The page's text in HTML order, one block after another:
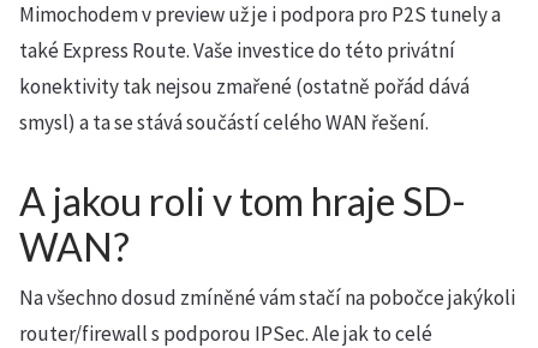
Mimochodem v preview už je i podpora pro P2S tunely a
také Express Route. Vaše investice do této privátní
konektivity tak nejsou zmařené (ostatně pořád dává
smysl) a ta se stává součástí celého WAN řešení.
A jakou roli v tom hraje SD-
WAN?
Na všechno dosud zmíněné vám stačí na pobočce jakýkoli
router/firewall s podporou IPSec. Ale jak to celé